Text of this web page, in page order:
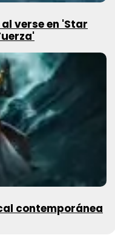
verse en 'Star
contemporánea